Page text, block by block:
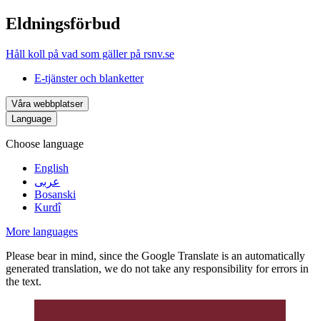
Eldningsförbud
Håll koll på vad som gäller på rsnv.se
E-tjänster och blanketter
Våra webbplatser
Language
Choose language
English
عربى
Bosanski
Kurdî
More languages
Please bear in mind, since the Google Translate is an automatically
generated translation, we do not take any responsibility for errors in
the text.